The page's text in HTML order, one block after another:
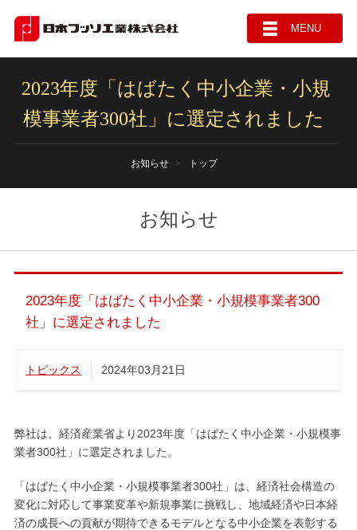
MENU
2023年度「はばたく中小企業・小規
模事業者300社」に選定されました
お知らせ トップ
お知らせ
2023年度「はばたく中小企業・小規模事業者300
社」に選定されました
トピックス 2024年03月21日
弊社は、経済産業省より2023年度「はばたく中小企業・小規模事
業者300社」に選定されました。
「はばたく中小企業・小規模事業者300社」は、経済社会構造の
変化に対応して事業変革や新規事業に挑戦し、地域経済や日本経
済の成長への貢献が期待できるモデルとなる中小企業を表彰する